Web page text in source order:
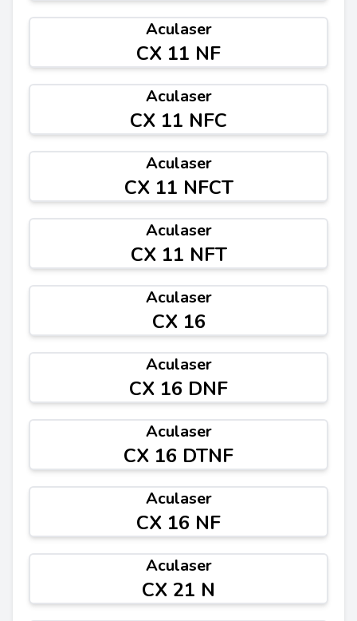
Aculaser
CX 11 NF
Aculaser
CX 11 NFC
Aculaser
CX 11 NFCT
Aculaser
CX 11 NFT
Aculaser
CX 16
Aculaser
CX 16 DNF
Aculaser
CX 16 DTNF
Aculaser
CX 16 NF
Aculaser
CX 21 N